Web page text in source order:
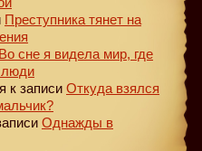
Преступника тянет на
Во сне я видела мир, где
к записи Откуда взялся
Однажды в